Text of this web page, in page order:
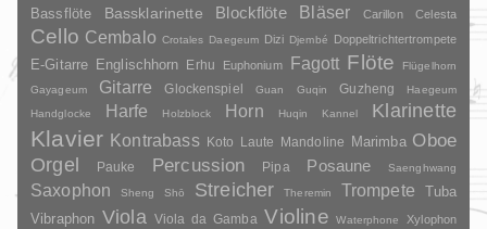
Bassflöte Bassklarinette Blockflöte Bläser Carillon Celesta
Cello Cembalo Crotales Daegeum Dizi Djembé Doppeltrichtertrompete
E-Gitarre Englischhorn Erhu Euphonium Fagott Flöte
Flügelhorn
Gayageum
Gitarre Glockenspiel Guan Guqin Guzheng
Haegeum
Handglocke
Harfe Holzblock Horn Huqin Kannel Klarinette
Klavier Kontrabass Koto Laute Mandoline Marimba Oboe
Orgel Pauke Percussion Pipa Posaune Saenghwang
Saxophon Sheng Shō Streicher Theremin Trompete
Tuba
Vibraphon Viola Viola da Gamba Violine Waterphone
Xylophon